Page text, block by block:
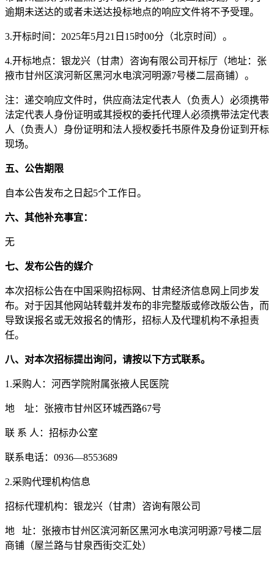
逾期未送达的或者未送达投标地点的响应文件将不予受理。
3.开标时间： 2025年5月 21 日 15时00分（北京时间）。
4.开标地点： 银龙兴（甘肃）咨询有限公司开标厅 （地址：张
掖市甘州区滨河新区黑河水电滨河明源7号楼二层商铺）。
注：递交响应文件时， 供应商法定代表人（负责人）必须携带
法定代表人身份证明或其授权的委托代理人必须携带法定代表
人（负责人）身份证明和法人授权委托书原件及身份证到开标
现场。
五、公告期限
自本公告发布之日起5个工作日。
六、其他补充事宜：
无
七、 发布公告的媒介
本次招标公告在中国采购招标网、甘肃经济信息网上同步发
布。对于因其他网站转载并发布的非完整版或修改版公告，而
导致误报名或无效报名的情形，招标人及代理机构不承担责
任。
八、对本次招标提出询问，请按以下方式联系。
1.采购人：河西学院附属张掖人民医院
地 址：张掖市甘州区环城西路67号
联 系 人：招标办公室
联系电话： 0936—8553689
2.采购代理机构信息
招标代理机构：银龙兴（甘肃）咨询有限公司
地 址：张掖市甘州区滨河新区黑河水电滨河明源7号楼二层
商铺（屋兰路与甘泉西街交汇处）